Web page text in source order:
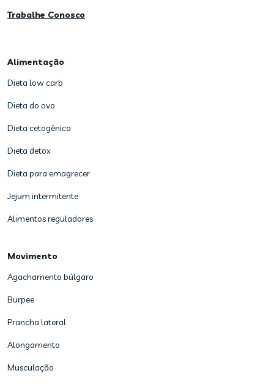
Trabalhe Conosco
Alimentação
Dieta low carb
Dieta do ovo
Dieta cetogênica
Dieta detox
Dieta para emagrecer
Jejum intermitente
Alimentos reguladores
Movimento
Agachamento búlgaro
Burpee
Prancha lateral
Alongamento
Musculação